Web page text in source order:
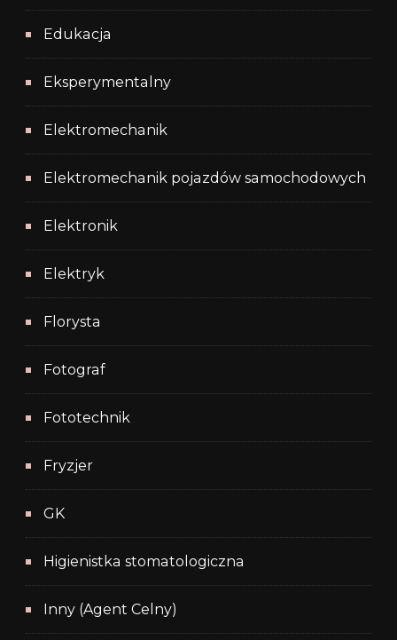
Edukacja
Eksperymentalny
Elektromechanik
Elektromechanik pojazdów samochodowych
Elektronik
Elektryk
Florysta
Fotograf
Fototechnik
Fryzjer
GK
Higienistka stomatologiczna
Inny (Agent Celny)